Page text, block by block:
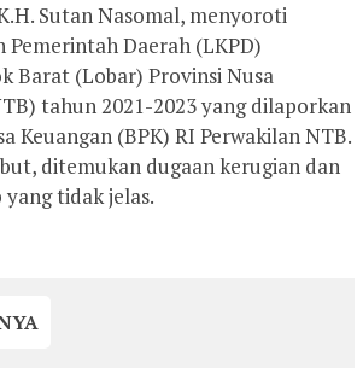
Sutan Nasomal, menyoroti
Pemerintah Daerah (LKPD)
Barat (Lobar) Provinsi Nusa
tahun 2021-2023 yang dilaporkan
Keuangan (BPK) RI Perwakilan NTB.
ditemukan dugaan kerugian dan
yang tidak jelas.